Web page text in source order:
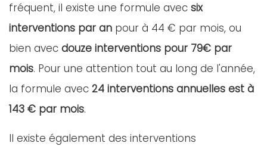
fréquent, il existe une formule avec six
interventions par an pour à 44 € par mois, ou
bien avec douze interventions pour 79€ par
mois. Pour une attention tout au long de l'année,
la formule avec 24 interventions annuelles est à
143 € par mois.
Il existe également des interventions